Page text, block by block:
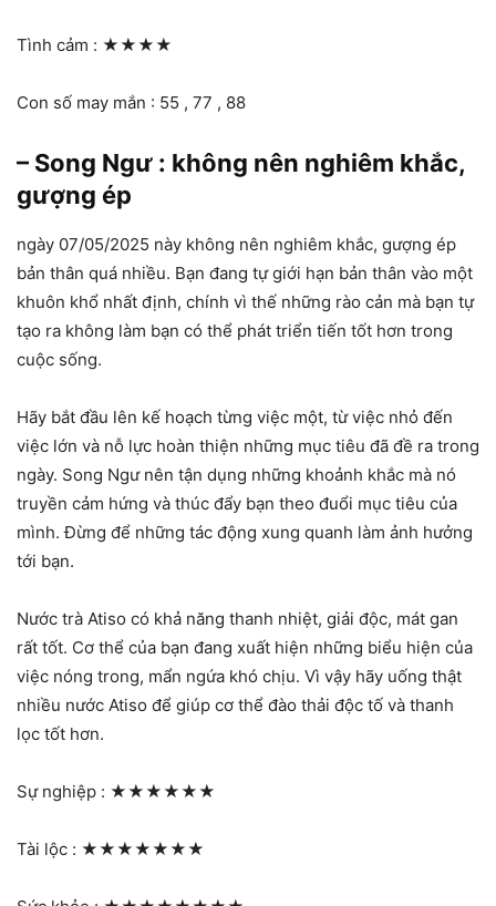
Tình cảm : ★★★★
Con số may mắn : 55 , 77 , 88
– Song Ngư : không nên nghiêm khắc,
gượng ép
ngày 07/05/2025 này không nên nghiêm khắc, gượng ép
bản thân quá nhiều. Bạn đang tự giới hạn bản thân vào một
khuôn khổ nhất định, chính vì thế những rào cản mà bạn tự
tạo ra không làm bạn có thể phát triển tiến tốt hơn trong
cuộc sống.
Hãy bắt đầu lên kế hoạch từng việc một, từ việc nhỏ đến
việc lớn và nỗ lực hoàn thiện những mục tiêu đã đề ra trong
ngày. Song Ngư nên tận dụng những khoảnh khắc mà nó
truyền cảm hứng và thúc đẩy bạn theo đuổi mục tiêu của
mình. Đừng để những tác động xung quanh làm ảnh hưởng
tới bạn.
Nước trà Atiso có khả năng thanh nhiệt, giải độc, mát gan
rất tốt. Cơ thể của bạn đang xuất hiện những biểu hiện của
việc nóng trong, mẩn ngứa khó chịu. Vì vậy hãy uống thật
nhiều nước Atiso để giúp cơ thể đào thải độc tố và thanh
lọc tốt hơn.
Sự nghiệp : ★★★★★★
Tài lộc : ★★★★★★★